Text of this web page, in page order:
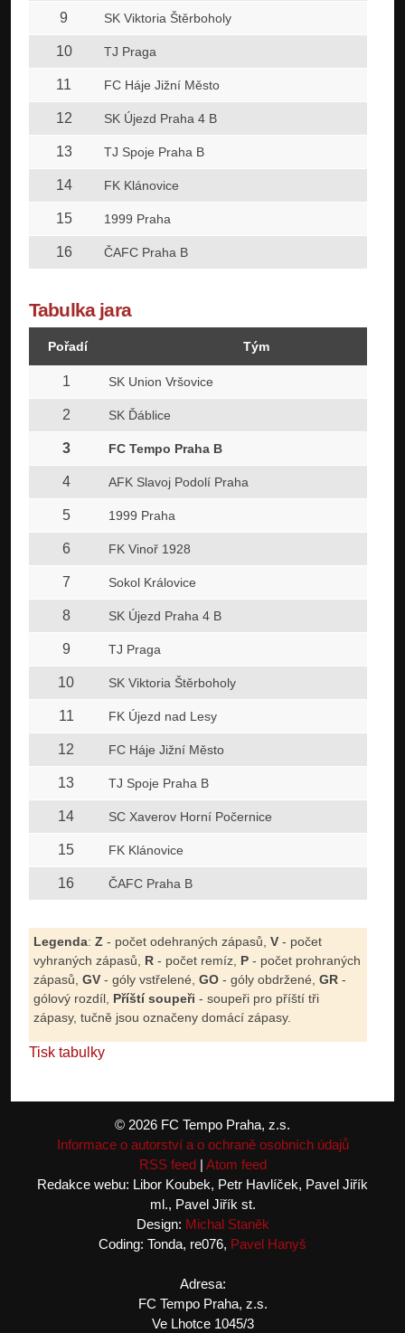
9 SK Viktoria Štěrboholy
10 TJ Praga
11 FC Háje Jižní Město
12 SK Újezd Praha 4 B
13 TJ Spoje Praha B
14 FK Klánovice
15 1999 Praha
16 ČAFC Praha B
Tabulka jara
Pořadí Tým
1 SK Union Vršovice
2 SK Ďáblice
3 FC Tempo Praha B
4 AFK Slavoj Podolí Praha
5 1999 Praha
6 FK Vinoř 1928
7 Sokol Královice
8 SK Újezd Praha 4 B
9 TJ Praga
10 SK Viktoria Štěrboholy
11 FK Újezd nad Lesy
12 FC Háje Jižní Město
13 TJ Spoje Praha B
14 SC Xaverov Horní Počernice
15 FK Klánovice
16 ČAFC Praha B
Legenda: Z - počet odehraných zápasů, V - počet
vyhraných zápasů, R - počet remíz, P - počet prohraných
zápasů, GV - góly vstřelené, GO - góly obdržené, GR -
gólový rozdíl, Příští soupeři - soupeři pro příští tři
zápasy, tučně jsou označeny domácí zápasy.
Tisk tabulky
© 2026 FC Tempo Praha, z.s.
Informace o autorství a o ochraně osobních údajů
RSS feed| Atom feed
Redakce webu: Libor Koubek, Petr Havlíček, Pavel Jiřík
ml., Pavel Jiřík st.
Design: Michal Staněk
Coding: Tonda, re076, Pavel Hanyš
Adresa:
FC Tempo Praha, z.s.
Ve Lhotce 1045/3